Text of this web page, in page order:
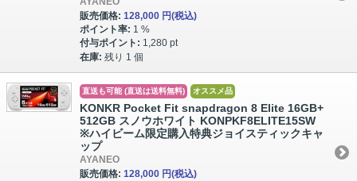
販売価格: 128,000 円(税込)
ポイント率: 1 %
付与ポイント: 1,280 pt
在庫: 残り 1 個
直送も可能 (直送は送料無料) オススメ品
KONKR Pocket Fit snapdragon 8 Elite 16GB+
512GB スノウホワイト KONPKF8ELITE15SW
※ハイビーム限定購入特典ジョイスティックキャ
ップ
AYANEO
販売価格: 128,000 円(税込)